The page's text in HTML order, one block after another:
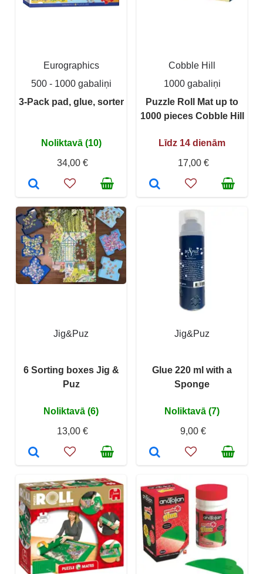
Eurographics
500 - 1000 gabaliņi
3-Pack pad, glue, sorter
Noliktavā (10)
34,00 €
Cobble Hill
1000 gabaliņi
Puzzle Roll Mat up to
1000 pieces Cobble Hill
Līdz 14 dienām
17,00 €
Jig&Puz
6 Sorting boxes Jig &
Puz
Noliktavā (6)
13,00 €
Jig&Puz
Glue 220 ml with a
Sponge
Noliktavā (7)
9,00 €